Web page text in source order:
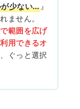
が少ない… 』
ません。
範囲を広げ
用できるオ
ぐっと選択